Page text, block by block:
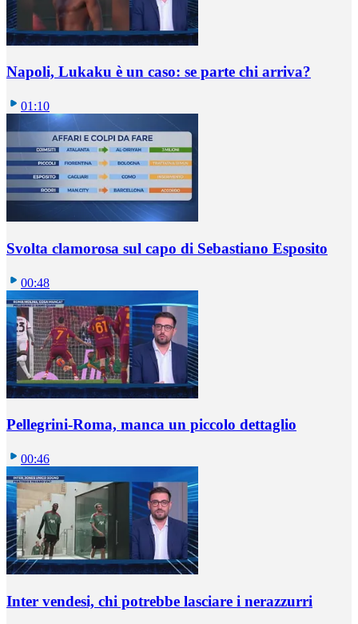
Napoli, Lukaku è un caso: se parte chi arriva?
01:10
Svolta clamorosa sul capo di Sebastiano Esposito
00:48
Pellegrini-Roma, manca un piccolo dettaglio
00:46
Inter vendesi, chi potrebbe lasciare i nerazzurri